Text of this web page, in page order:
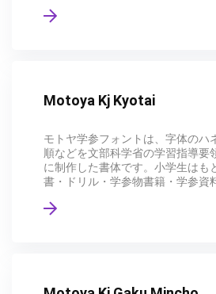
Motoya Kj Kyotai
モトヤ学参フォントは、字体のハ
順などを文部科学省の学習指導要
に制作した書体です。小学生はも
書・ドリル・学参物書籍・学参資